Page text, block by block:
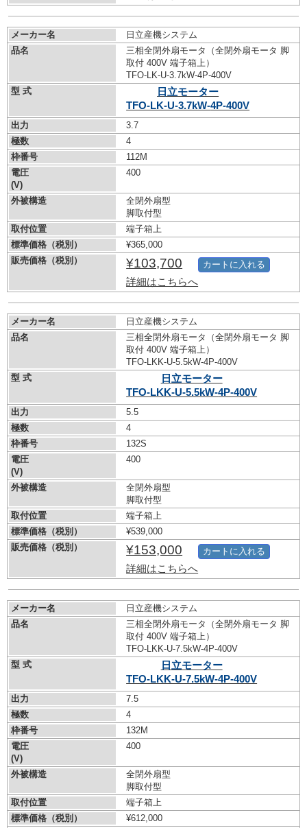
メーカー名
日立産機システム
品名
三相全閉外扇モータ（全閉外扇モータ 脚
取付 400V 端子箱上）
TFO-LK-U-3.7kW-4P-400V
型 式
日立モーター
TFO-LK-U-3.7kW-4P-400V
出力
3.7
極数
4
枠番号
112M
電圧
(V)
400
外被構造
全閉外扇型
脚取付型
取付位置
端子箱上
標準価格（税別）
¥365,000
販売価格（税別）
¥103,700
詳細はこちらへ
カートに入れる
メーカー名
日立産機システム
品名
三相全閉外扇モータ（全閉外扇モータ 脚
取付 400V 端子箱上）
TFO-LKK-U-5.5kW-4P-400V
型 式
日立モーター
TFO-LKK-U-5.5kW-4P-400V
出力
5.5
極数
4
枠番号
132S
電圧
(V)
400
外被構造
全閉外扇型
脚取付型
取付位置
端子箱上
標準価格（税別）
¥539,000
販売価格（税別）
¥153,000
詳細はこちらへ
カートに入れる
メーカー名
日立産機システム
品名
三相全閉外扇モータ（全閉外扇モータ 脚
取付 400V 端子箱上）
TFO-LKK-U-7.5kW-4P-400V
型 式
日立モーター
TFO-LKK-U-7.5kW-4P-400V
出力
7.5
極数
4
枠番号
132M
電圧
(V)
400
外被構造
全閉外扇型
脚取付型
取付位置
端子箱上
標準価格（税別）
¥612,000